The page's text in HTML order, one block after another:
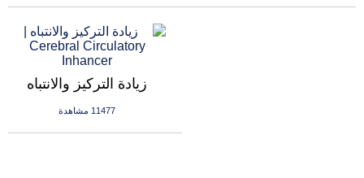
زيادة التركيز والانتباه
11477 مشاهدة